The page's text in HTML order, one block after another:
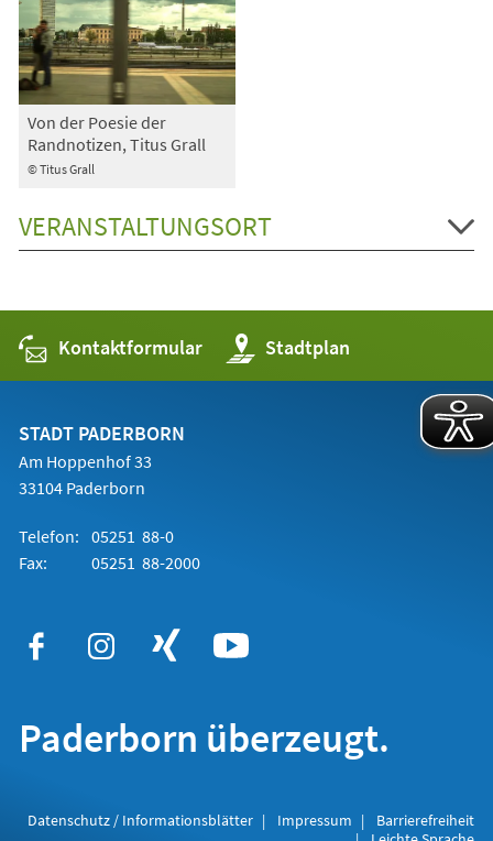
© Titus Grall
Von der Poesie der
Randnotizen, Titus Grall
VERANSTALTUNGSORT
Kontaktformular Stadtplan
(Öffnet
in
einem
STADT PADERBORN
Am Hoppenhof 33
33104 Paderborn
Telefon: 05251 88-0
Fax:
05251 88-2000
Paderborn überzeugt.
Datenschutz / Informationsblätter Impressum
Barrierefreiheit